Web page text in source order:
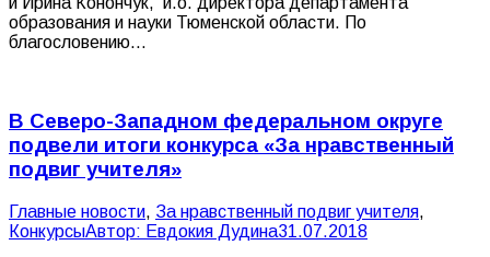
образования и науки Тюменской области. По
благословению…
В Северо-Западном федеральном округе
подвели итоги конкурса «За нравственный
подвиг учителя»
Главные новости, За нравственный подвиг учителя,
КонкурсыАвтор: Евдокия Дудина31.07.2018